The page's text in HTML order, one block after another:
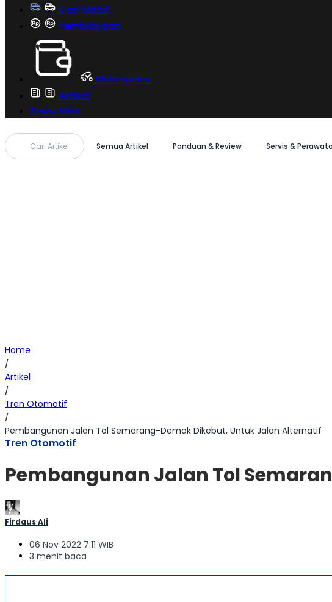
Cari Mobil
Pembiayaan
MoInspeksi
Artikel
Sewa Milik
Cari Artikel Semua Artikel Panduan & Review Servis &
Home
/
Artikel
/
Tren Otomotif
/
Pembangunan Jalan Tol Semarang-Demak Dikebut, Untuk Jalan Alternatif
Tren Otomotif
Pembangunan Jalan Tol
Firdaus Ali
06 Nov 2022 7:11 WIB
3 menit baca